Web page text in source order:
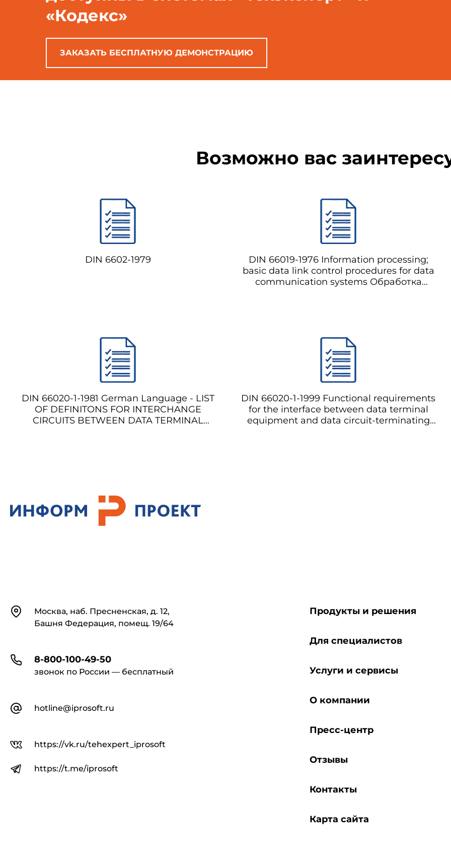
«Кодекс»
ЗАКАЗАТЬ БЕСПЛАТНУЮ ДЕМОНСТРАЦИЮ
Возможно вас
DIN 6602-1979
DIN 66019-1976 Information processing;
basic data link control procedures for data
communication systems Обработка
DIN 66020-1-1981 German Language - LIST
OF DEFINITONS FOR INTERCHANGE
CIRCUITS BETWEEN DATA TERMINAL
ОБОРУДОВАНИЕМ ДЛЯ
ЗАКРАЩИВАНИЯ ЦЕПИ ДАННЫХ (DCE)
В СЕТИ ТЕЛЕФОННОГО ТИПА
DIN 66020-1-1999 Functional requirements
for the interface between data terminal
equipment and data circuit-terminating
КонтактыМосква, наб. Пресненская, д. 12,
Башня Федерация, помещ. 19/64
8-800-100-49-50
звонок по России — бесплатный
hotline@iprosoft.ru
https://vk.ru/tehexpert_iprosoft
https://t.me/iprosoft
Продукты и решения
Для специалистов
Услуги и сервисы
О компании
Пресс-центр
Отзывы
Контакты
Карта сайта